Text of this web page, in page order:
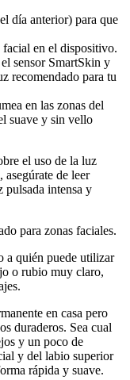
día anterior) para que
en el dispositivo.
sensor SmartSkin y
recomendado para tu
en las zonas del
suave y sin vello
el uso de la luz
de leer
pulsada intensa y
para zonas faciales.
a quién puede utilizar
o rubio muy claro,
en casa pero
duraderos. Sea cual
y un poco de
y del labio superior
rápida y suave.